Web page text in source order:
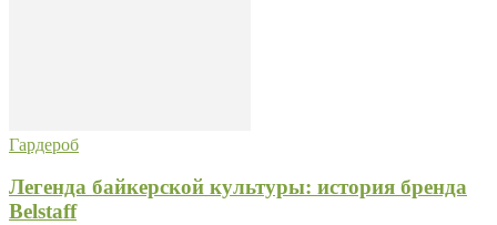
Гардероб
Легенда байкерской культуры: история бренда
Belstaff